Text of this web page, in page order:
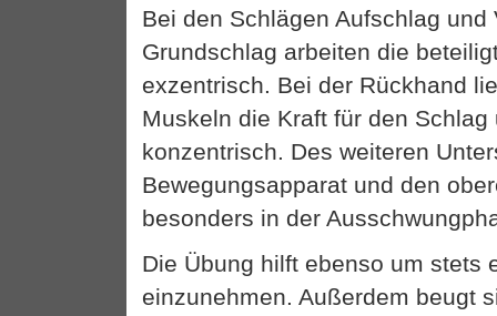
Bei den Schlägen Aufschlag und
Grundschlag arbeiten die
exzentrisch. Bei der Rückhand
Muskeln die Kraft für den Schlag
konzentrisch. Des weiteren
Bewegungsapparat und den
besonders in der
Die Übung hilft ebenso um stets
einzunehmen. Außerdem beugt